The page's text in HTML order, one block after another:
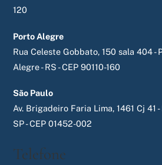
120
Porto Alegre
Rua Celeste Gobbato, 150 sala 404 -
Alegre - RS - CEP 90110-160
São Paulo
Av. Brigadeiro Faria Lima, 1461 Cj 41 -
SP - CEP 01452-002
Telefone